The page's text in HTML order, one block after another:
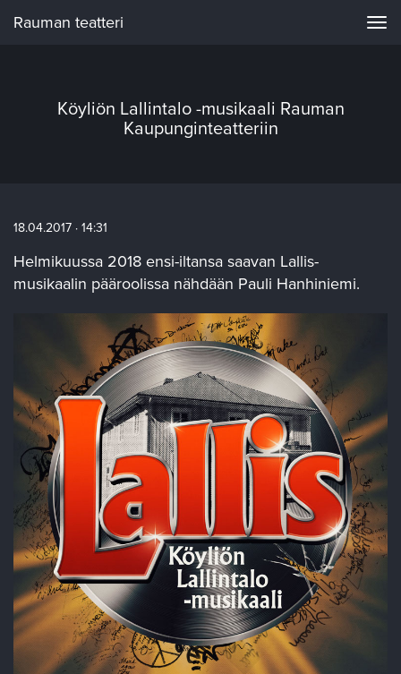
Rauman teatteri
Köyliön Lallintalo -musikaali Rauman
Kaupunginteatteriin
18.04.2017 · 14:31
Helmikuussa 2018 ensi-iltansa saavan Lallis-
musikaalin pääroolissa nähdään Pauli Hanhiniemi.